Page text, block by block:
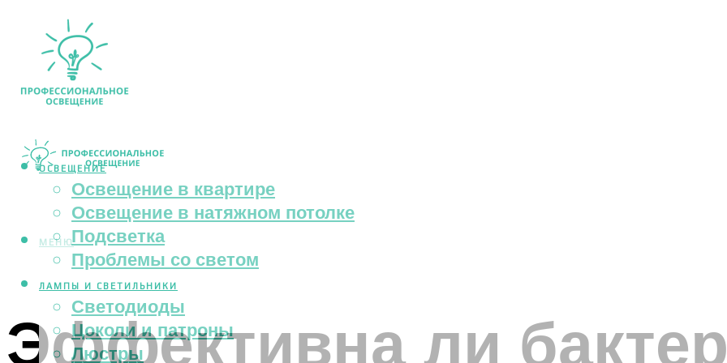
ОСВЕЩЕНИЕ
Освещение в квартире
Освещение в натяжном потолке
Подсветка
Проблемы со светом
ЛАМПЫ И СВЕТИЛЬНИКИ
Светодиоды
Цоколи и патроны
Люстры
МЕНЮ
Эффективна ли